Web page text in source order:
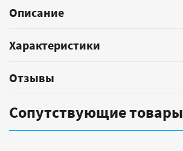
Описание
Характеристики
Отзывы
Сопутствующие товары